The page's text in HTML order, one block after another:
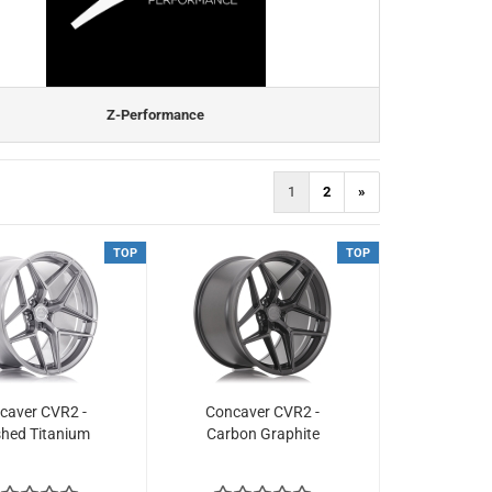
Z-Performance
1 2 »
TOP
CVR2 -
Ti­ta­ni­um
TOP
Con­ca­ver CVR2 -
Car­bon Gra­phi­te